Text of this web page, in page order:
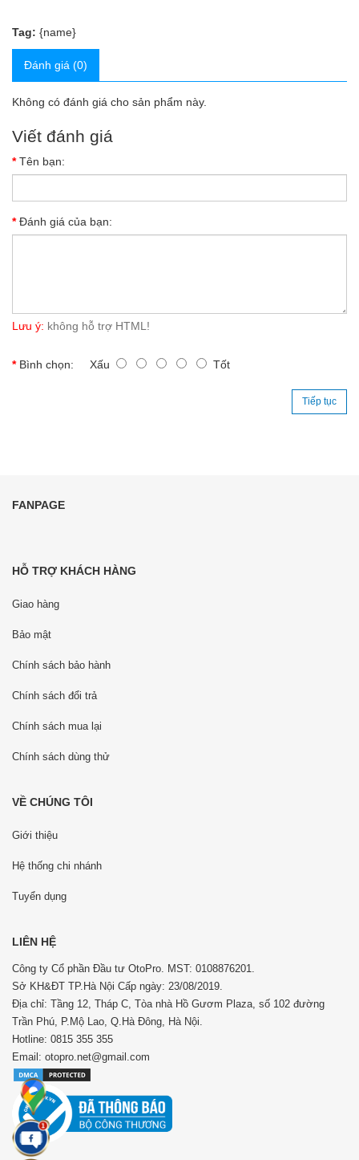
Tag: {name}
Đánh giá (0)
Không có đánh giá cho sản phẩm này.
Viết đánh giá
Tên bạn:
Đánh giá của bạn:
Lưu ý: không hỗ trợ HTML!
Bình chọn: Xấu Tốt
Tiếp tục
FANPAGE
HỖ TRỢ KHÁCH HÀNG
Giao hàng
Bảo mật
Chính sách bảo hành
Chính sách đổi trả
Chính sách mua lại
Chính sách dùng thử
VỀ CHÚNG TÔI
Giới thiệu
Hệ thống chi nhánh
Tuyển dụng
LIÊN HỆ
Công ty Cổ phần Đầu tư OtoPro. MST: 0108876201.
Sở KH&ĐT TP.Hà Nội Cấp ngày: 23/08/2019.
Địa chỉ: Tầng 12, Tháp C, Tòa nhà Hồ Gươm Plaza, số 102 đường
Trần Phú, P.Mộ Lao, Q.Hà Đông, Hà Nội.
Hotline: 0815 355 355
Email: otopro.net@gmail.com